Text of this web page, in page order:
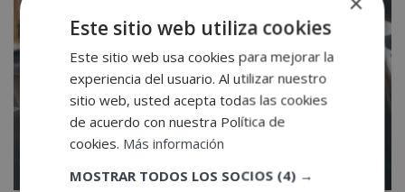
Este sitio web utiliza cookies
Este sitio web usa cookies para mejorar la
experiencia del usuario. Al utilizar nuestro
sitio web, usted acepta todas las cookies
de acuerdo con nuestra Política de
cookies. Más información
MOSTRAR TODOS LOS SOCIOS (4) →